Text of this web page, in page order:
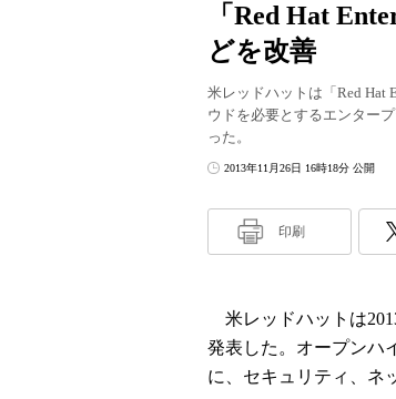
「Red Hat
どを改善
米レッドハットは「Red Hat
ウドを必要とするエンター
った。
2013年11月26日 16時18分 公開
印刷
米レッドハットは
発表した。オープンハ
に、セキュリティ、ネ